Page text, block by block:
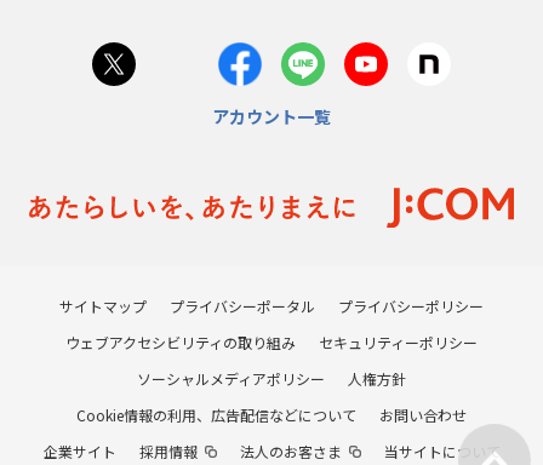
アカウント一覧
サイトマップ プライバシーポータル
プライバシーポリシー
ウェブアクセシビリティの取り組み
セキュリティーポリシー
ソーシャルメディアポリシー
人権方針
Cookie情報の利用、広告配信などについて
お問い合わせ
企業サイト
採用情報 法人のお客さま 当サイトについて